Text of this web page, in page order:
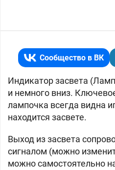
Сообщество в ВК
Индикатор засвета
и немного вниз.
лампочка всегда видна
находится засвете.
Выход из засвета
сигналом (можно
можно самостоятельно